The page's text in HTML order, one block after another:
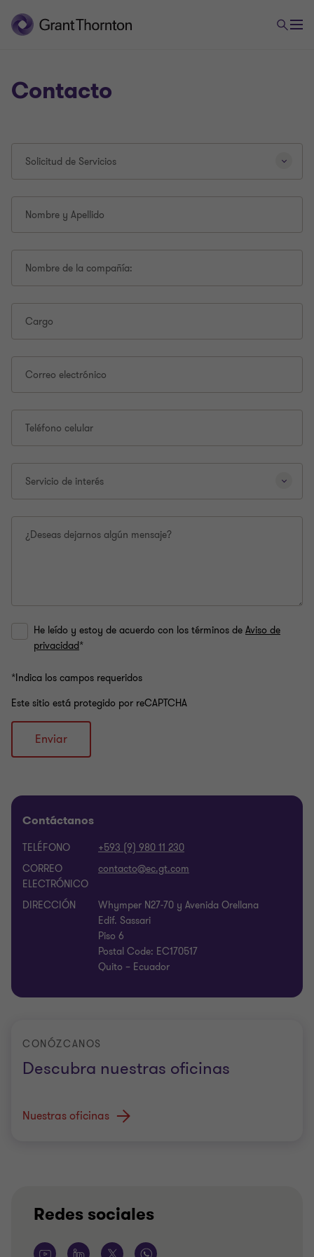
Contacto
seleccionar
un
tipo
volverá
a
cargar
esta
página.
Solicitud de Servicios
Nombre y Apellido
Nombre de la compañía:
Cargo
Correo electrónico
Teléfono celular
Servicio de interés
¿Deseas dejarnos algún mensaje?
He leído y estoy de acuerdo con los términos de Aviso de
privacidad*
*Indica los campos requeridos
Este sitio está protegido por reCAPTCHA
Enviar
Contáctanos
TELÉFONO
+593 (9) 980 11 230
CORREO
ELECTRÓNICO
DIRECCIÓN
Whymper N27-70 y Avenida Orellana
Edif. Sassari
Piso 6
Postal Code: EC170517
Quito – Ecuador
Descubra nuestras oficinas
CONÓZCANOS
Nuestras oficinas
Redes sociales